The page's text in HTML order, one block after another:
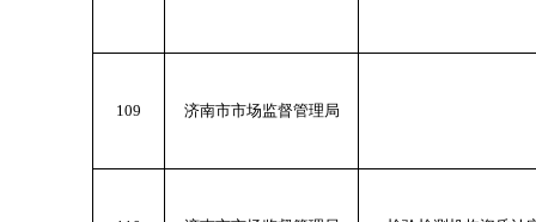
109 济南市市场监督管理局